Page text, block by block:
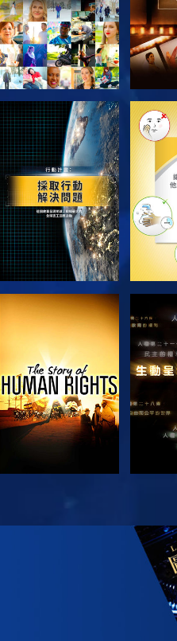
探索系列節目
觀看